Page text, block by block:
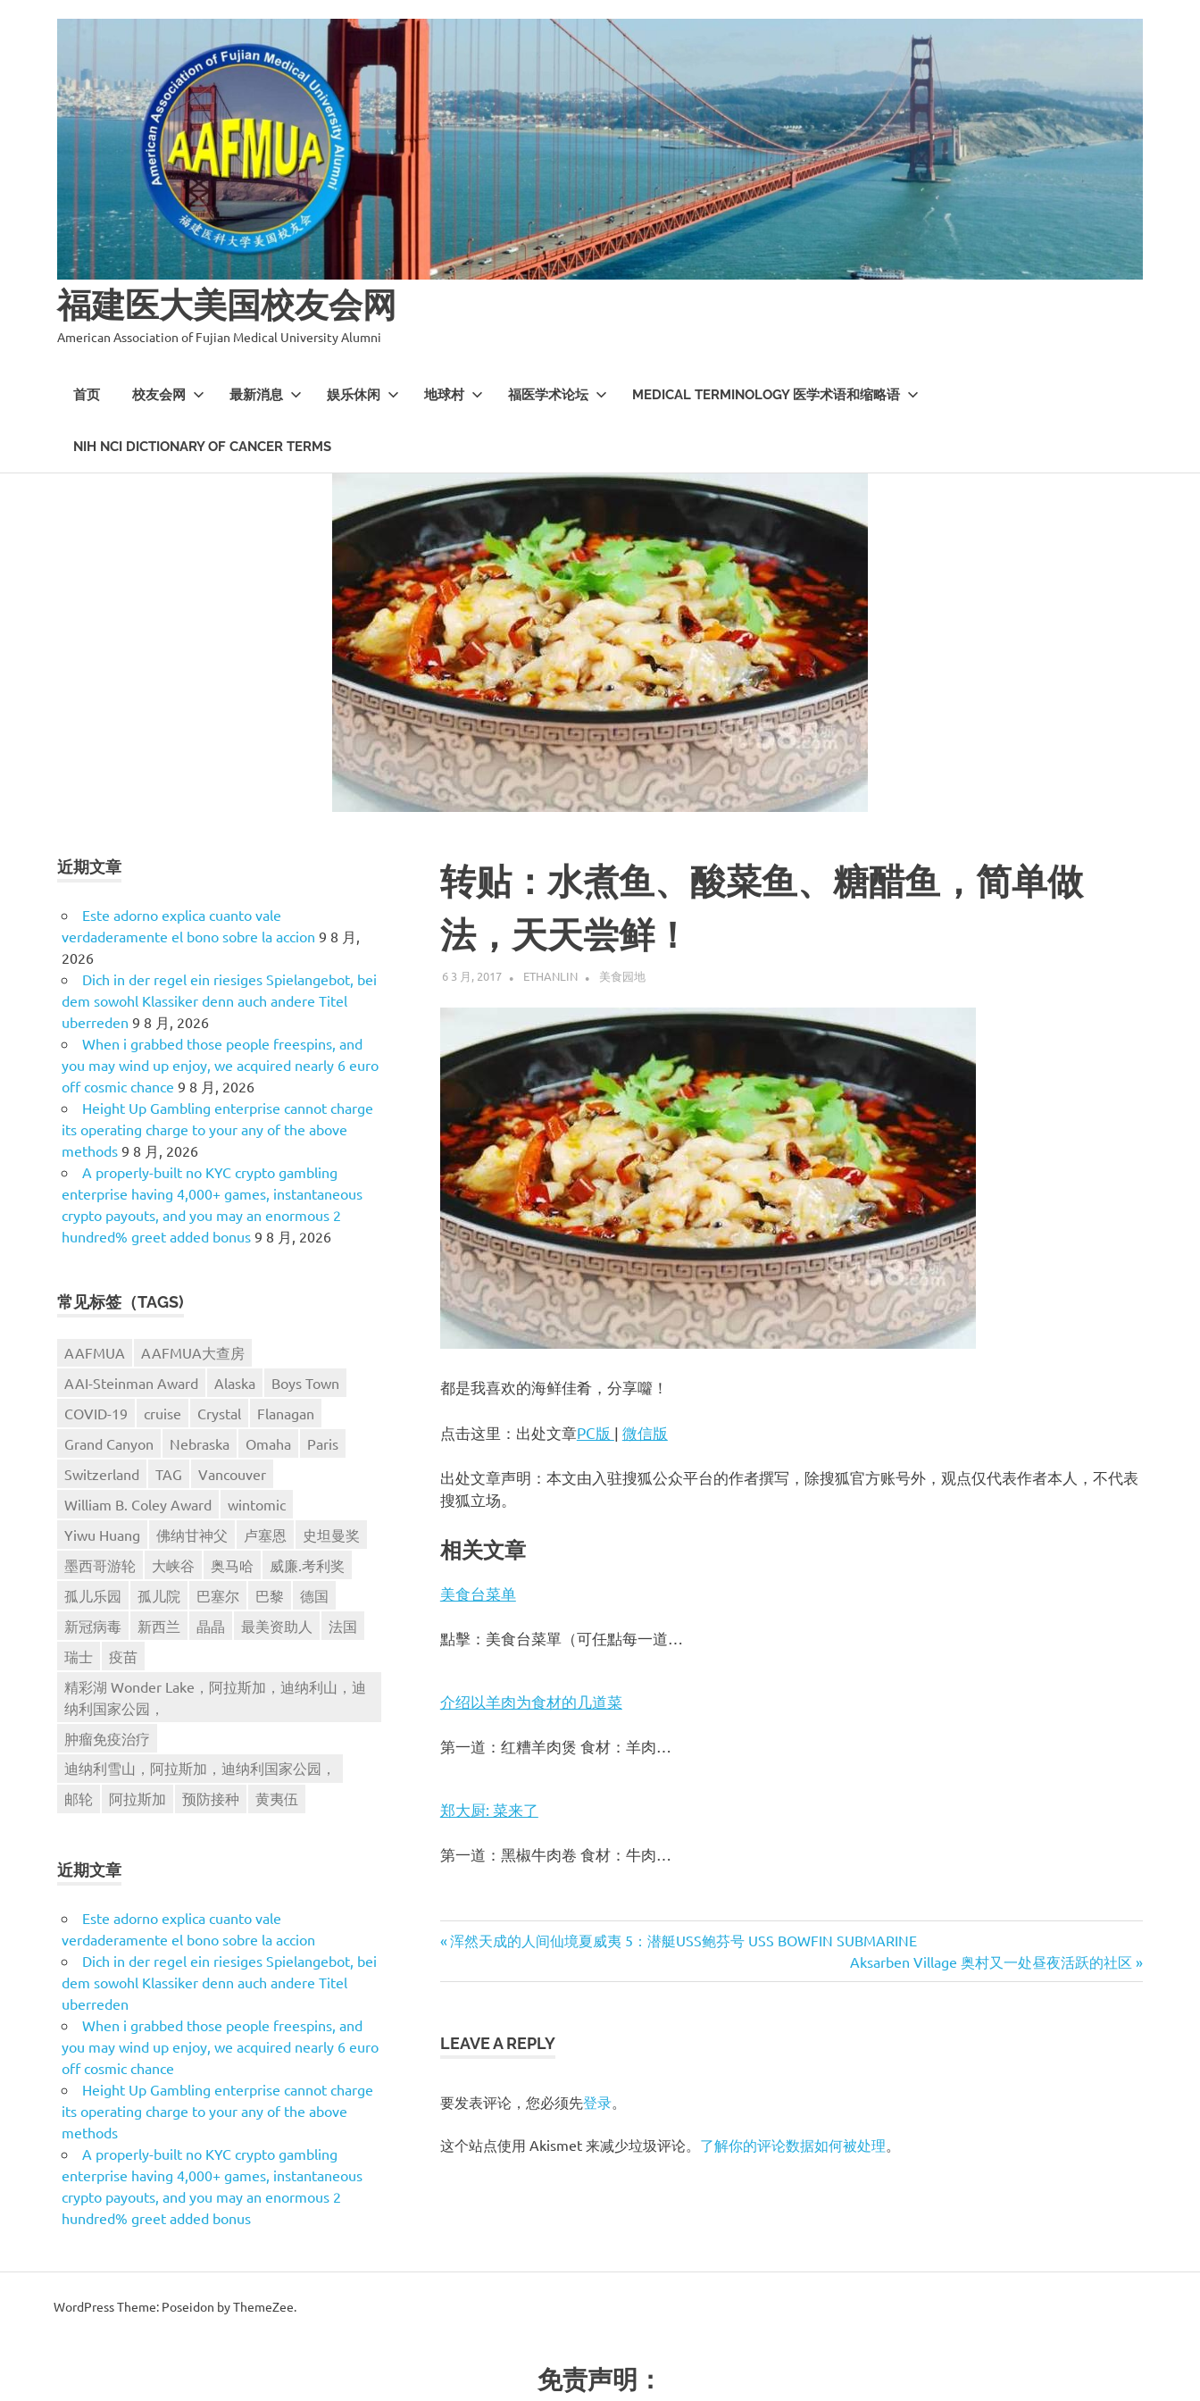
福建医大美国校友会网
American Association of Fujian Medical University Alumni
首页 校友会网 最新消息 娱乐休闲 地球村 福医学术论坛 MEDICAL TERMINOLOGY 医学术语和缩略语
NIH NCI DICTIONARY OF CANCER TERMS
转贴：水煮鱼、酸菜鱼、糖醋鱼，简单做
法，天天尝鲜！
6 3 月, 2017 ETHANLIN 美食园地
都是我喜欢的海鲜佳肴，分享囖！
点击这里：出处文章PC版 | 微信版
出处文章声明：本文由入驻搜狐公众平台的作者撰写，除搜狐官方账号外，观点仅代表作者本人，不代表
搜狐立场。
相关文章
美食台菜单
點擊：美食台菜單（可任點每一道…
介绍以羊肉为食材的几道菜
第一道：红糟羊肉煲 食材：羊肉…
郑大厨: 菜来了
第一道：黑椒牛肉卷 食材：牛肉…
导
Previous
浑然天成的人间仙境夏威夷 5：潜艇USS鲍芬号 USS BOWFIN SUBMARINE
Next
Post:
Aksarben Village 奥村又一处昼夜活跃的社区
LEAVE A REPLY
要发表评论，您必须先登录。
这个站点使用 Akismet 来减少垃圾评论。 了解你的评论数据如何被处理
近期文章
Este adorno explica cuanto vale
verdaderamente el bono sobre la accion 9 8 月,
2026
Dich in der regel ein riesiges Spielangebot, bei
dem sowohl Klassiker denn auch andere Titel
uberreden 9 8 月, 2026
When i grabbed those people freespins, and
you may wind up enjoy, we acquired nearly 6 euro
off cosmic chance 9 8 月, 2026
Height Up Gambling enterprise cannot charge
its operating charge to your any of the above
methods 9 8 月, 2026
A properly-built no KYC crypto gambling
enterprise having 4,000+ games, instantaneous
crypto payouts, and you may an enormous 2
hundred% greet added bonus 9 8 月, 2026
常见标签（TAGS)
AAFMUA
AAFMUA大查房
AAI-Steinman Award
Alaska
Boys Town
COVID-19
cruise Crystal
Flanagan
Grand Canyon
Nebraska Omaha
Paris
Switzerland
TAG
Vancouver
William B. Coley Award
wintomic
Yiwu Huang
佛纳甘神父 卢塞恩
史坦曼奖
墨西哥游轮
大峡谷 奥马哈
威廉.考利奖
孤儿乐园
孤儿院 巴塞尔 巴黎
德国
新冠病毒
新西兰 晶晶 最美资助人
法国
瑞士
疫苗
精彩湖 Wonder Lake，阿拉斯加，迪纳利山，迪
纳利国家公园，
肿瘤免疫治疗
迪纳利雪山，阿拉斯加，迪纳利国家公园，
邮轮
阿拉斯加 预防接种 黄夷伍
近期文章
Este adorno explica cuanto vale
verdaderamente el bono sobre la accion
Dich in der regel ein riesiges Spielangebot, bei
dem sowohl Klassiker denn auch andere Titel
uberreden
When i grabbed those people freespins, and
you may wind up enjoy, we acquired nearly 6 euro
off cosmic chance
Height Up Gambling enterprise cannot charge
its operating charge to your any of the above
methods
A properly-built no KYC crypto gambling
enterprise having 4,000+ games, instantaneous
crypto payouts, and you may an enormous 2
hundred% greet added bonus
WordPress Theme: Poseidon by ThemeZee.
免责声明：